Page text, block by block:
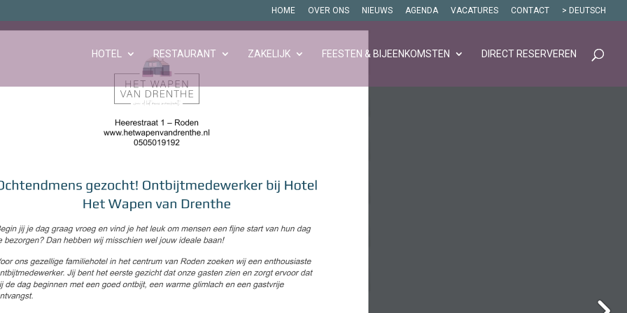
HOME OVER ONS NIEUWS AGENDA VACATURES CONTACT > DEUTSCH
HOTEL RESTAURANT ZAKELIJK FEESTEN & BIJEENKOMSTEN DIRECT RESERVEREN